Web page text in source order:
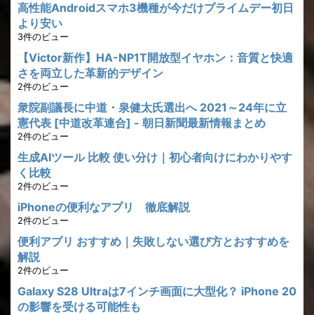
高性能Androidスマホ3機種が今だけプライムデー初日
より安い
3件のビュー
【Victor新作】HA-NP1T開放型イヤホン：音質と快適
さを両立した革新的デザイン
2件のビュー
衆院副議長に中道・泉健太氏選出へ 2021～24年に立
憲代表 [中道改革連合] - 朝日新聞最新情報まとめ
2件のビュー
生成AIツール 比較 使い分け｜初心者向けにわかりやす
く比較
2件のビュー
iPhoneの便利なアプリ 徹底解説
2件のビュー
便利アプリ おすすめ｜失敗しない選び方とおすすめを
解説
2件のビュー
Galaxy S28 Ultraは7インチ画面に大型化？ iPhone 20
の影響を受ける可能性も